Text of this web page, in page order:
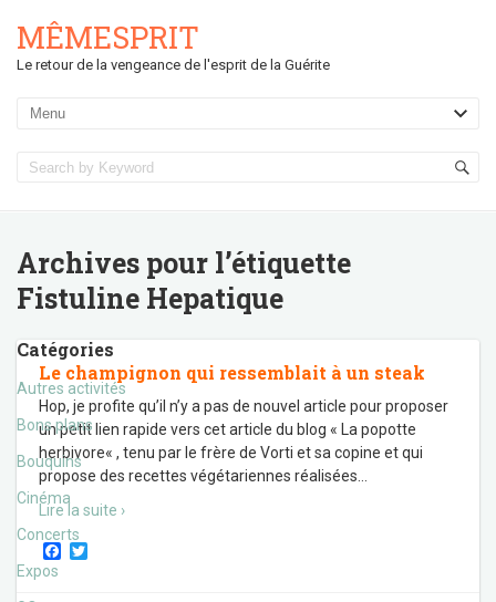
MÊMESPRIT
Le retour de la vengeance de l'esprit de la Guérite
Archives pour l’étiquette
Fistuline Hepatique
Catégories
Autres activités
Bons plans
Bouquins
Cinéma
Concerts
Expos
Le champignon qui ressemblait à un steak
Hop, je profite qu’il n’y a pas de nouvel article pour proposer
un petit lien rapide vers cet article du blog « La popotte
herbivore« , tenu par le frère de Vorti et sa copine et qui
propose des recettes végétariennes réalisées
Lire la suite ›
F